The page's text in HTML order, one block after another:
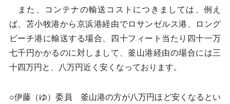
また、コンテナの輸送コストにつきましては、例え
ば、苫小牧港から京浜港経由でロサンゼルス港、ロング
ビーチ港に輸送する場合、四十フィート当たり四十一万
七千円かかるのに対しまして、釜山港経由の場合には三
十四万円と、八万円近く安くなっております。
○伊藤（ゆ）委員 釜山港の方が八万円ほど安くなるとい